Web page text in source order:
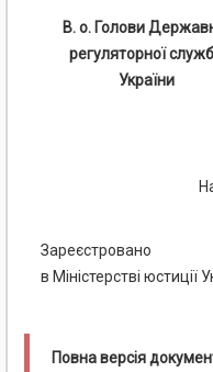
В. о. Голови
регуляторної
України
Зареєстровано
в Міністерстві юстиції
Повна версія